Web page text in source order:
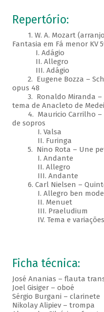
Repertório:
1. W. A. Mozart (arranjo
Fantasia em Fá menor KV
I. Adágio
II. Allegro
III. Adágio
2. Eugene Bozza –
opus 48
3. Ronaldo Miranda –
tema de Anacleto de
4. Mauricio Carrilho –
de sopros
I. Valsa
II. Furinga
5. Nino Rota – Une
I. Andante
II. Allegro
III. Andante
6. Carl Nielsen –
I. Allegro ben
II. Menuet
III. Praeludium
IV. Tema e variações
Ficha técnica:
José Ananias – flauta
Joel Gisiger – oboé
Sérgio Burgani – clarinete
Nikolay Alipiev – trompa